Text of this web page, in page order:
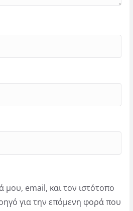
email, και τον ιστότοπο
για την επόμενη φορά που